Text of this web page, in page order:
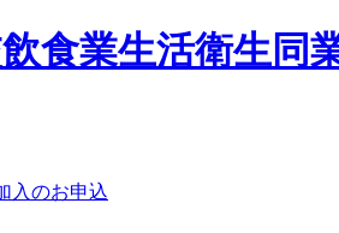
食業生活衛生同
入のお申込